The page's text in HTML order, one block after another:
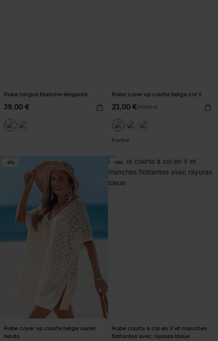
Robe longue blanche élégante
39,00 €
Robe cover up courte beige col V
23,00 €27,00 €
Poche
-9%
Robe cover up courte beige ourlet
fendu
-14%
Robe courte à col en V et manches
flottantes avec rayures bleue